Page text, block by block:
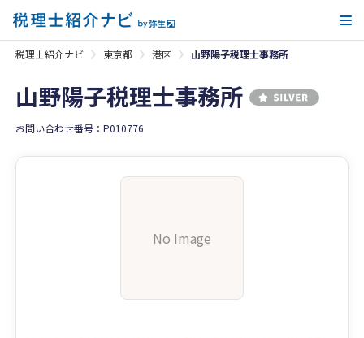
税理士紹介ナビ 東京都 港区 山野陽子税理士事務所
山野陽子税理士事務所
お問い合わせ番号：P010776
No Image